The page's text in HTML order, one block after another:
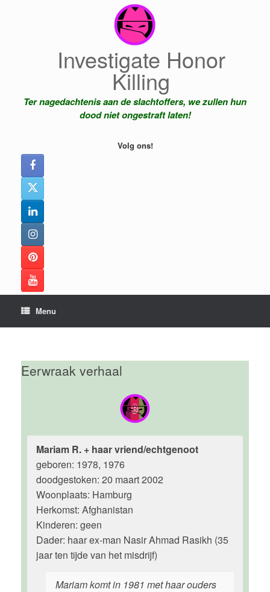
Investigate Honor
Killing
Ter nagedachtenis aan de slachtoffers, we zullen hun
dood niet ongestraft laten!
Volg ons!
Menu
Eerwraak verhaal
Mariam R. + haar vriend/echtgenoot
geboren: 1978, 1976
doodgestoken: 20 maart 2002
Woonplaats: Hamburg
Herkomst: Afghanistan
Kinderen: geen
Dader: haar ex-man Nasir Ahmad Rasikh (35
jaar ten tijde van het misdrijf)
Mariam komt in 1981 met haar ouders